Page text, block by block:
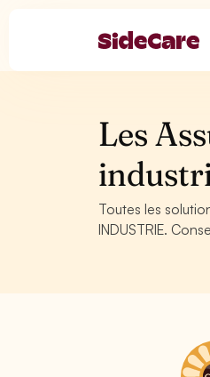
Les
Toutes les
INDUSTRIE.